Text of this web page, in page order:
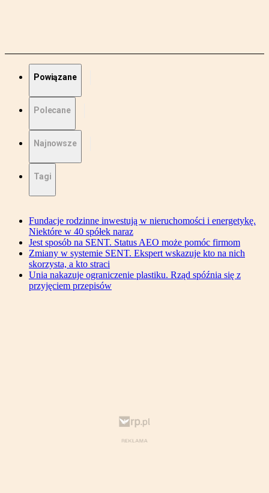
Powiązane
Polecane
Najnowsze
Tagi
Fundacje rodzinne inwestują w nieruchomości i energetykę.
Niektóre w 40 spółek naraz
Jest sposób na SENT. Status AEO może pomóc firmom
Zmiany w systemie SENT. Ekspert wskazuje kto na nich
skorzysta, a kto straci
Unia nakazuje ograniczenie plastiku. Rząd spóźnia się z
przyjęciem przepisów